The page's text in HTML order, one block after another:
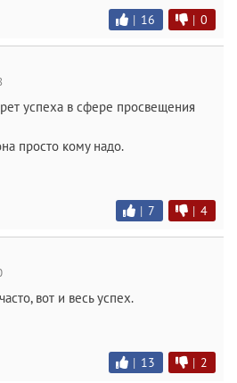
| 16 | 0
успеха в сфере просвещения
просто кому надо.
| 7 | 4
вот и весь успех.
| 13 | 2